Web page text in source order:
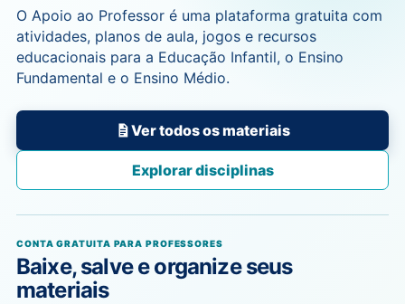
O Apoio ao Professor é uma plataforma gratuita com
atividades, planos de aula, jogos e recursos
educacionais para a Educação Infantil, o Ensino
Fundamental e o Ensino Médio.
Ver todos os materiais
Explorar disciplinas
CONTA GRATUITA PARA PROFESSORES
Baixe, salve e organize seus
materiais